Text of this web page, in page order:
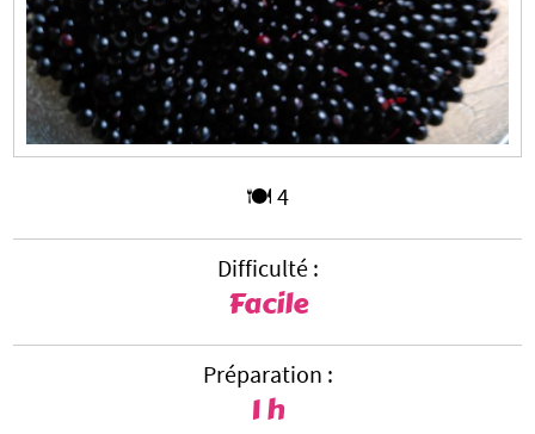
🍽️ 4
Difficulté :
Facile
Préparation :
1 h